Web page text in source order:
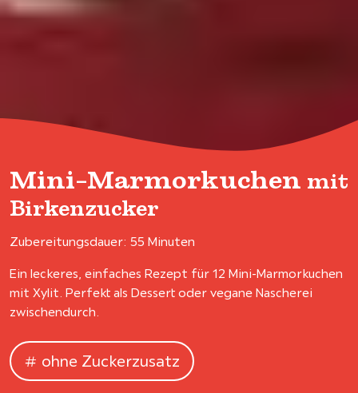
Mini-Marmorkuchen mit
Birkenzucker
Zubereitungsdauer: 55 Minuten
Ein leckeres, einfaches Rezept für 12 Mini-Marmorkuchen
mit Xylit. Perfekt als Dessert oder vegane Nascherei
zwischendurch.
ohne Zuckerzusatz